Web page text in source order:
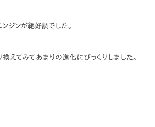
ジンが絶好調でした。
えてみてあまりの進化にびっくりしました。